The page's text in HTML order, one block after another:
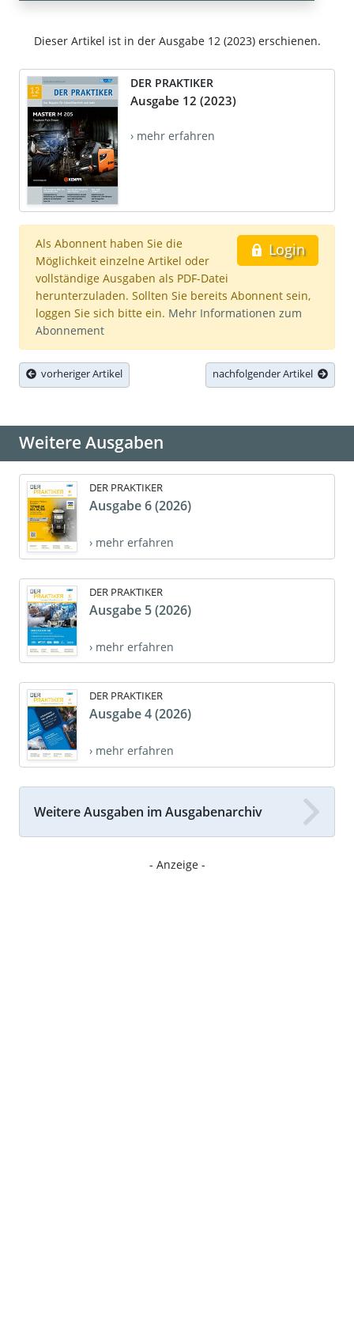
Dieser Artikel ist in der Ausgabe 12 (2023) erschienen.
DER PRAKTIKER
Ausgabe 12 (2023)
› mehr erfahren
Login
Als Abonnent haben Sie die
Möglichkeit einzelne Artikel oder
vollständige Ausgaben als PDF-Datei
herunterzuladen. Sollten Sie bereits Abonnent sein,
loggen Sie sich bitte ein. Mehr Informationen zum
Abonnement
vorheriger Artikel nachfolgender Artikel
Weitere Ausgaben
DER PRAKTIKER
Ausgabe 6 (2026)
› mehr erfahren
DER PRAKTIKER
Ausgabe 5 (2026)
› mehr erfahren
DER PRAKTIKER
Ausgabe 4 (2026)
› mehr erfahren
Weitere Ausgaben im Ausgabenarchiv
- Anzeige -